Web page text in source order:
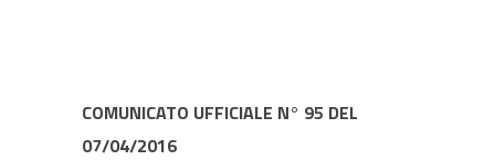
COMUNICATO UFFICIALE N° 95 DEL
07/04/2016